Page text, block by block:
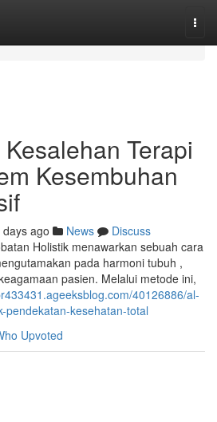
Terapi
Kesembuhan
days ago News
Discuss
Holistik menawarkan sebuah cara
pada harmoni tubuh ,
pasien. Melalui metode ini,
40126886/al-
pendekatan-kesehatan-total
Upvoted